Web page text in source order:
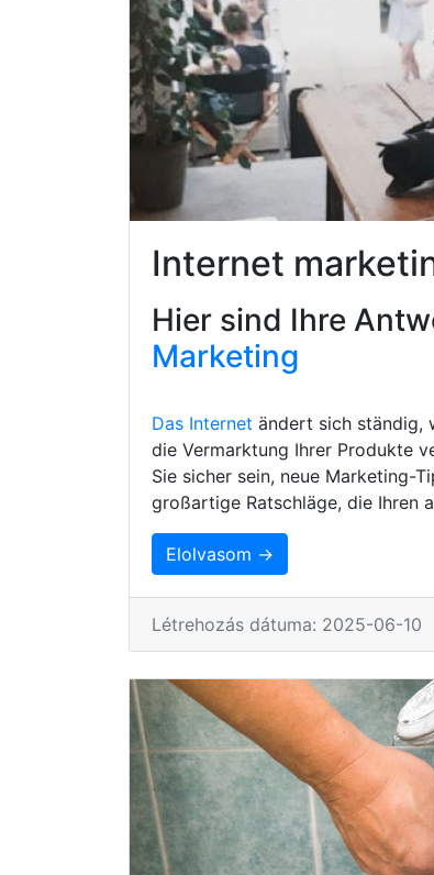
Internet
Hier sind Ihre
Marketing
Das Internet ändert sich ständig,
die Vermarktung Ihrer Produkte
Sie sicher sein, neue Marketing-
großartige Ratschläge, die Ihren
Elolvasom →
Létrehozás dátuma: 2025-06-10